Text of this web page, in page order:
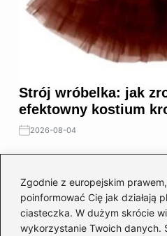
Zgodnie z europejskim
poinformować Cię jak działają
ciasteczka. W dużym skrócie
wykorzystanie Twoich danych.
Strój wróbelka: jak
efektowny kostium
2026-08-04